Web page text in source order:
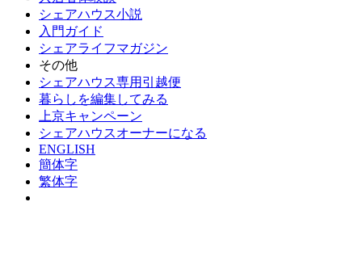
シェアハウス小説
入門ガイド
シェアライフマガジン
その他
シェアハウス専用引越便
暮らしを編集してみる
上京キャンペーン
シェアハウスオーナーになる
ENGLISH
簡体字
繁体字